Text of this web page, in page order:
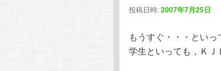
投稿日時:2007年7月25日
もうすぐ・・・といっ
学生といっても，ＫＪ